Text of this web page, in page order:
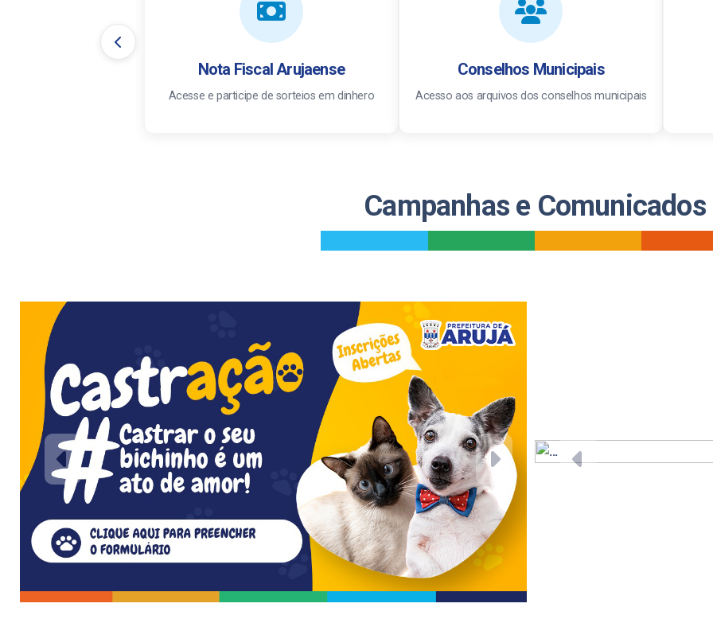
Nota Fiscal Arujaense
Acesse e participe de sorteios em dinhero
Conselhos Municipais
Acesso aos arquivos dos conselhos municipais
Campanhas e Comunicados
Previous Next Previous